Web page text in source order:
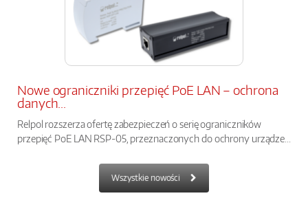
Nowe ograniczniki przepięć PoE LAN – ochrona
danych...
Relpol rozszerza ofertę zabezpieczeń o serię ograniczników
przepięć PoE LAN RSP-05, przeznaczonych do ochrony urządze...
Wszystkie nowości